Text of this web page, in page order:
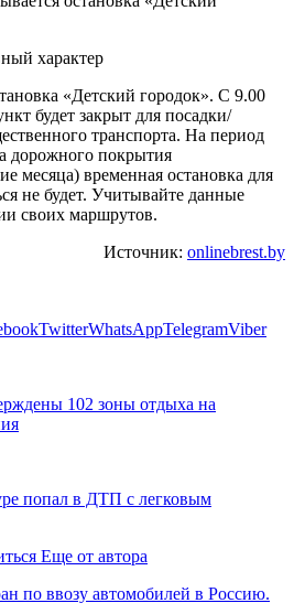
характер
«Детский городок». С 9.00
будет закрыт для посадки/
транспорта. На период
дорожного покрытия
месяца) временная остановка для
не будет. Учитывайте данные
своих маршрутов.
Источник: onlinebrest.by
TwitterWhatsAppTelegramViber
102 зоны отдыха на
попал в ДТП с легковым
Еще от автора
по ввозу автомобилей в Россию.